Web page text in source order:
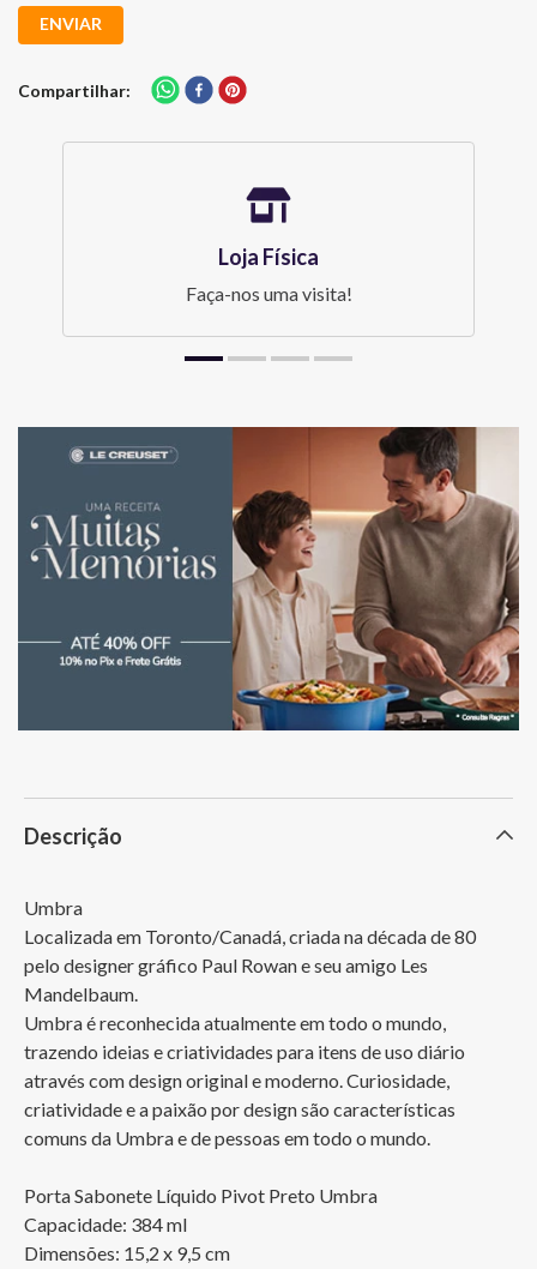
ENVIAR
Compartilhar
Loja Física
Faça-nos uma visita!
Descrição
Umbra
Localizada em Toronto/Canadá, criada na década de 80
pelo designer gráfico Paul Rowan e seu amigo Les
Mandelbaum.
Umbra é reconhecida atualmente em todo o mundo,
trazendo ideias e criatividades para itens de uso diário
através com design original e moderno. Curiosidade,
criatividade e a paixão por design são características
comuns da Umbra e de pessoas em todo o mundo.
Porta Sabonete Líquido Pivot Preto Umbra
Capacidade: 384 ml
Dimensões: 15,2 x 9,5 cm